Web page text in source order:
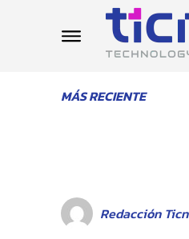
MÁS RECIENTE
Redacción